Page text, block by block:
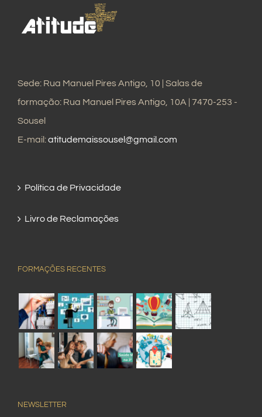
Sede: Rua Manuel Pires Antigo, 10 | Salas de
formação: Rua Manuel Pires Antigo, 10A | 7470-253 -
Sousel
E-mail:atitudemaissousel@gmail.com
Política de Privacidade
Livro de Reclamações
FORMAÇÕES RECENTES
NEWSLETTER